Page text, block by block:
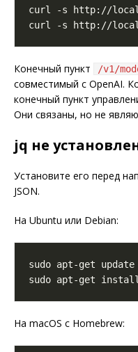
Конечный пункт /v1/
совместимый с OpenAI.
конечный пункт
Они связаны, но не
jq не
Установите его перед
JSON.
На Ubuntu или Debian:
На macOS с Homebrew: